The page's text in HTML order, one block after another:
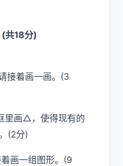
(共18分)
)
接着画一画。(3
里画△，使得现有的
。(2分)
画一组图形。(9